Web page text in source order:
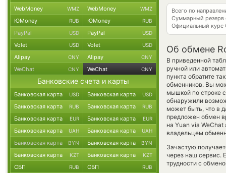
Всего по
Суммарный резерв
Официальный курс
Об обмене
В приведенной
ручной или
пункта обратите
обменников. Вы
мышкой по строке
обнаружили
может быть, что в
предложен обмен
на Yuan via
владельцем
Зачастую
через наш сервис.
трудности с
WebMoney WMZ WebMoney WMZ
ЮMoney RUB ЮMoney RUB
PayPal USD PayPal USD
Volet USD Volet USD
Alipay CNY Alipay CNY
WeChat CNY WeChat CNY
Банковские счета и карты
Банковская карта USD Банковская карта USD
Банковская карта RUB Банковская карта RUB
Банковская карта EUR Банковская карта EUR
Банковская карта UAH Банковская карта UAH
Банковская карта BYN Банковская карта BYN
Банковская карта KZT Банковская карта KZT
СБП RUB СБП RUB